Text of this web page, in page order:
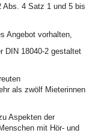
Abs. 4 Satz 1 und 5 bis
Angebot vorhalten,
DIN 18040-2 gestaltet
als zwölf Mieterinnen
Aspekten der
mit Hör- und